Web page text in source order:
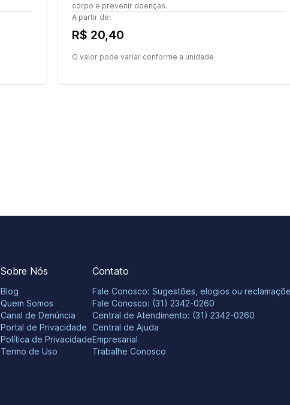
corpo e prevenir doenças.
A partir de:
R$ 20,40
O valor pode variar conforme a unidade
Sobre Nós
Blog
Quem Somos
Canal de Denúncia
Portal de Privacidade
Política de Privacidade
Termo de Uso
Contato
Fale Conosco: Sugestões, elogios ou
Fale Conosco: (31) 2342-0260
Central de Atendimento: (31) 2342-0260
Central de Ajuda
Empresarial
Trabalhe Conosco